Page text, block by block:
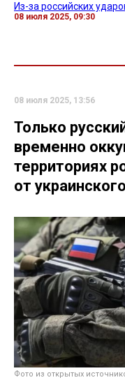
Из-за российских
08 июля 2025, 09:30
08 июля 2025, 13:56
Только
временно
территориях
от
Фото из открытых